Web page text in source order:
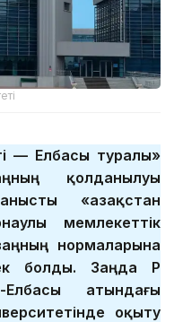
— Елбасы туралы»
қолданылуы
«Қазақстан
мемлекеттік
нормаларына
болды. Заңда ҚР
Елбасы атындағы
оқыту